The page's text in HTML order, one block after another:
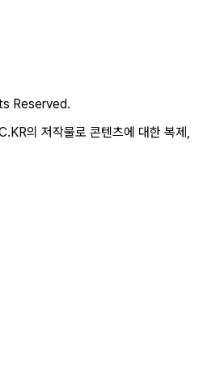
Reserved.
의 저작물로 콘텐츠에 대한 복제,